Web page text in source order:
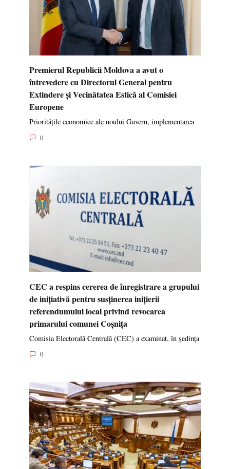
Premierul Republicii Moldova a avut o
întrevedere cu Directorul General pentru
Extindere și Vecinătatea Estică al Comisiei
Europene
Prioritățile economice ale noului Guvern, implementarea
0
CEC a respins cererea de înregistrare a grupului
de inițiativă pentru susținerea inițierii
referendumului local privind revocarea
primarului comunei Coșnița
Comisia Electorală Centrală (CEC) a examinat, în ședința
0